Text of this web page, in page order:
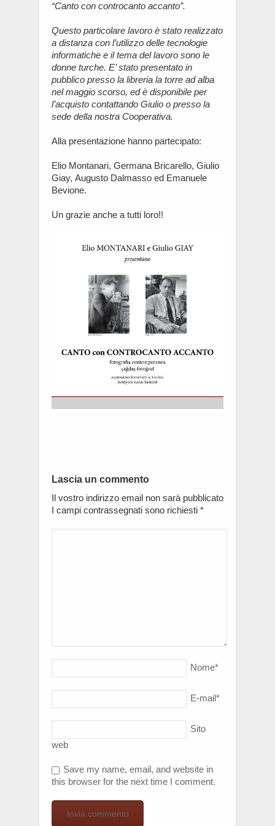
“Canto con controcanto accanto”.
Questo particolare lavoro è stato realizzato
a distanza con l’utilizzo delle tecnologie
informatiche e il tema del lavoro sono le
donne turche. E’ stato presentato in
pubblico presso la libreria la torre ad alba
nel maggio scorso, ed è disponibile per
l’acquisto contattando Giulio o presso la
sede della nostra Cooperativa.
Alla presentazione hanno partecipato:
Elio Montanari, Germana Bricarello, Giulio
Giay, Augusto Dalmasso ed Emanuele
Bevione.
Un grazie anche a tutti loro!!
Lascia un commento
Il vostro indirizzo email non sarà pubblicato
I campi contrassegnati sono richiesti *
Nome*
E-mail*
Sito
web
Save my name, email, and website in
this browser for the next time I comment.